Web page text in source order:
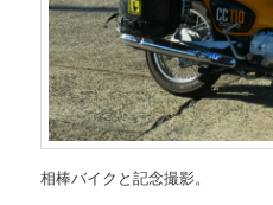
相棒バイクと記念撮影。